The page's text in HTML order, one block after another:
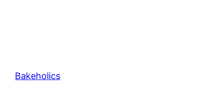
Bakeholics